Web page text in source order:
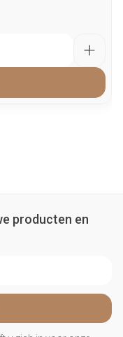
producten en